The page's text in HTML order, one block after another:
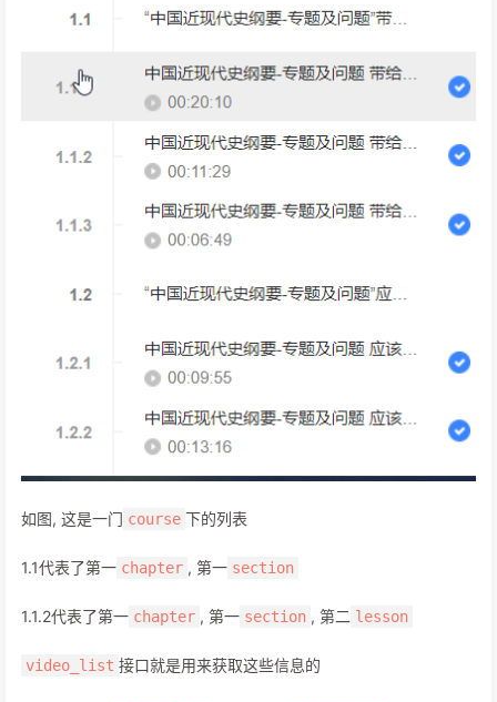
如图, 这是一门 course 下的列表
1.1代表了第一 chapter , 第一 section
1.1.2代表了第一 chapter , 第一 section , 第二 lesson
video_list 接口就是用来获取这些信息的